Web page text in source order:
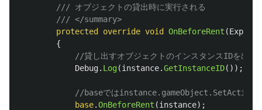
/// オブジェクトの貸出時に実行される
/// </summary>
protected
override void OnBeforeRent (
{
//貸し出すオブジェクトのインスタンスIDを出力
Debug. Log(instance.GetInstanceID());
//baseでは
base.OnBeforeRent (instance);